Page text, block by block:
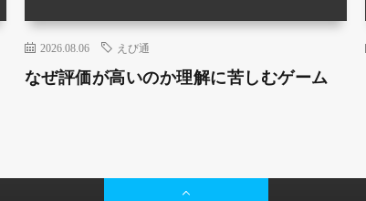
2026.08.06 えび通
なぜ評価が高いのか理解に苦しむゲーム